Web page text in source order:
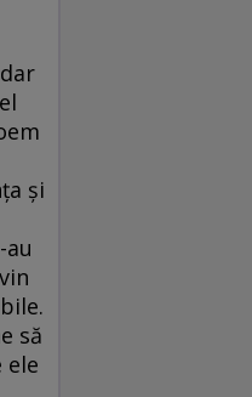
şi
să
ele